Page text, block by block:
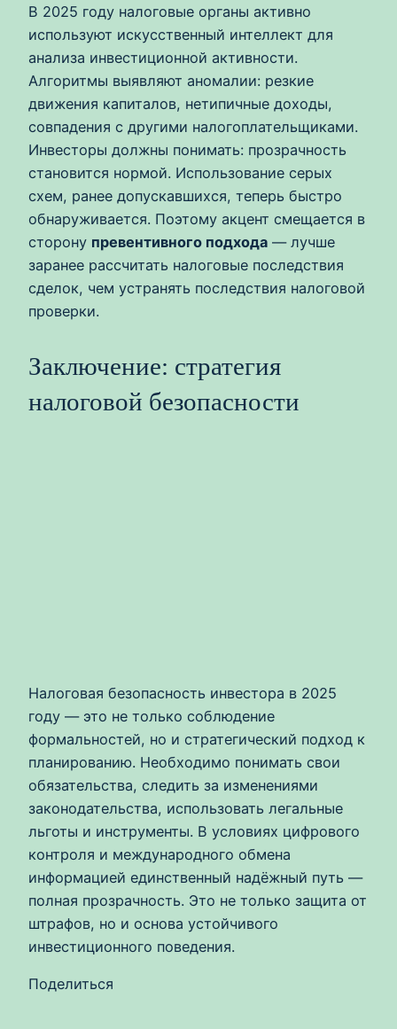
В 2025 году налоговые органы активно
используют искусственный интеллект для
анализа инвестиционной активности.
Алгоритмы выявляют аномалии: резкие
движения капиталов, нетипичные доходы,
совпадения с другими налогоплательщиками.
Инвесторы должны понимать: прозрачность
становится нормой. Использование серых
схем, ранее допускавшихся, теперь быстро
обнаруживается. Поэтому акцент смещается в
сторону превентивного подхода — лучше
заранее рассчитать налоговые последствия
сделок, чем устранять последствия налоговой
проверки.
Заключение: стратегия
налоговой безопасности
Налоговая безопасность инвестора в 2025
году — это не только соблюдение
формальностей, но и стратегический подход к
планированию. Необходимо понимать свои
обязательства, следить за изменениями
законодательства, использовать легальные
льготы и инструменты. В условиях цифрового
контроля и международного обмена
информацией единственный надёжный путь —
полная прозрачность. Это не только защита от
штрафов, но и основа устойчивого
инвестиционного поведения.
Поделиться